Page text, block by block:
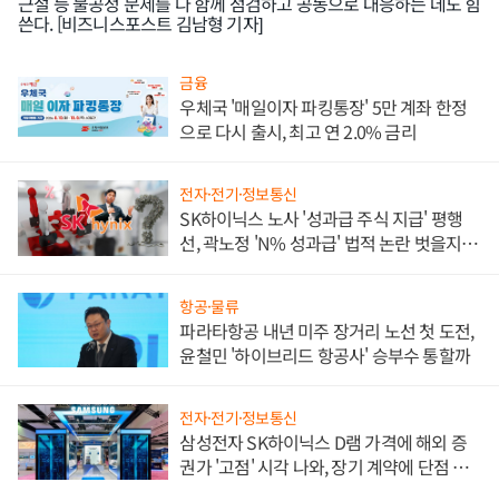
쓴다. [비즈니스포스트 김남형 기자]
인기기사
금융
우체국 '매일이자 파킹통장' 5만 계좌 한정
으로 다시 출시, 최고 연 2.0% 금리
전자·전기·정보통신
SK하이닉스 노사 '성과급 주식 지급' 평행
선, 곽노정 'N% 성과급' 법적 논란 벗을지 주
항공·물류
파라타항공 내년 미주 장거리 노선 첫 도전,
윤철민 '하이브리드 항공사' 승부수 통할까
전자·전기·정보통신
삼성전자 SK하이닉스 D램 가격에 해외 증
권가 '고점' 시각 나와, 장기 계약에 단점 부